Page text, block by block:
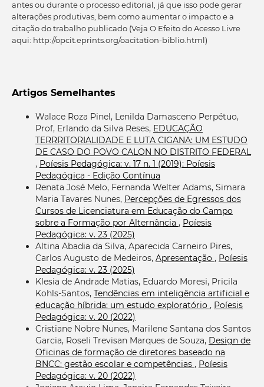
antes ou durante o processo editorial, já que isso pode gerar
alterações produtivas, bem como aumentar o impacto e a
citação do trabalho publicado (Veja O Efeito do Acesso Livre
aqui: http://opcit.eprints.org/oacitation-biblio.html)
Artigos Semelhantes
Walace Roza Pinel, Lenilda Damasceno Perpétuo,
Prof, Erlando da Silva Reses, EDUCAÇÃO
TERRRITORIALIDADE E LUTA CIGANA: UM ESTUDO
DE CASO DO POVO CALON NO DISTRITO FEDERAL
, Poíesis Pedagógica: v. 17 n. 1 (2019): Poíesis
Pedagógica - Edição Contínua
Renata José Melo, Fernanda Welter Adams, Simara
Maria Tavares Nunes, Percepções de Egressos dos
Cursos de Licenciatura em Educação do Campo
sobre a Formação por Alternância , Poíesis
Pedagógica: v. 23 (2025)
Altina Abadia da Silva, Aparecida Carneiro Pires,
Carlos Augusto de Medeiros, Apresentação , Poíesis
Pedagógica: v. 23 (2025)
Klesia de Andrade Matias, Eduardo Moresi, Pricila
Kohls-Santos, Tendências em inteligência artificial e
educação híbrida: um estudo exploratório , Poíesis
Pedagógica: v. 20 (2022)
Cristiane Nobre Nunes, Marilene Santana dos Santos
Garcia, Roseli Trevisan Marques de Souza, Design de
Oficinas de formação de diretores baseado na
BNCC: gestão escolar e competências , Poíesis
Pedagógica: v. 20 (2022)